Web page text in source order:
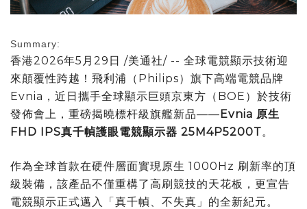
Summary:
香港2026年5月29日 /美通社/ -- 全球電競顯示技術迎
來顛覆性跨越！飛利浦（Philips）旗下高端電競品牌
Evnia， 近日攜手全球顯示巨頭京東方（BOE）於技術
發佈會上，重磅揭曉標杆級旗艦新品——Evnia 原生
FHD IPS真千幀護眼電競顯示器 25M4P5200T。
作為全球首款在硬件層面實現原生 1000Hz 刷新率的頂
級裝備，該產品不僅重構了高刷競技的天花板，更宣告
電競顯示正式邁入「真千幀、不失真」的全新紀元。